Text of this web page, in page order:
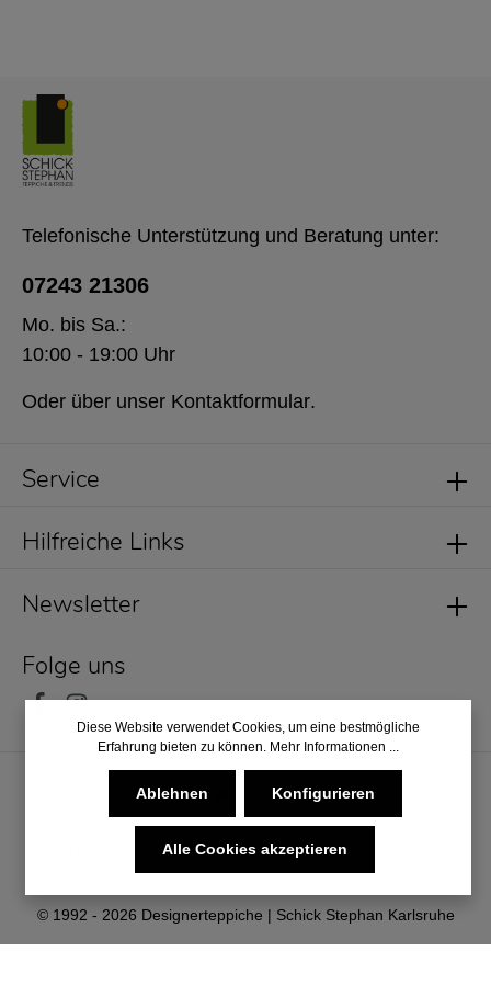
Service
Newsletter
Folge uns
Telefonische Unterstützung und Beratung unter:
07243 21306
Mo. bis Sa.:
10:00 - 19:00 Uhr
Oder über unser Kontaktformular.
Hilfreiche Links
© 1992 - 2026 Designerteppiche | Schick Stephan Karlsruhe
* Alle Preise inkl. gesetzl. Mehrwertsteuer zzgl.
und ggf. Nachnahmegebühren, wenn nicht anders angegeben.
Diese Website verwendet Cookies, um eine bestmögliche
Erfahrung bieten zu können. Mehr Informationen ...
Ablehnen Konfigurieren
Alle Cookies akzeptieren